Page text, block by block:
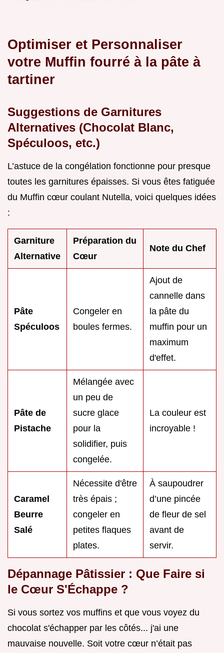
Optimiser et Personnaliser
votre Muffin fourré à la pâte à
tartiner
Suggestions de Garnitures
Alternatives (Chocolat Blanc,
Spéculoos, etc.)
L’astuce de la congélation fonctionne pour presque
toutes les garnitures épaisses. Si vous êtes fatiguée
du Muffin cœur coulant Nutella, voici quelques idées
:
Garniture
Alternative
Préparation du
Cœur
Note du Chef
Pâte
Spéculoos
Congeler en
boules fermes.
Ajout de
cannelle dans
la pâte du
muffin pour un
maximum
d'effet.
Pâte de
Pistache
Mélangée avec
un peu de
sucre glace
pour la
solidifier, puis
congelée.
La couleur est
incroyable !
Caramel
Beurre
Salé
Nécessite d'être
très épais ;
congeler en
petites flaques
plates.
À saupoudrer
d’une pincée
de fleur de sel
avant de
servir.
Dépannage Pâtissier : Que Faire si
le Cœur S'Échappe ?
Si vous sortez vos muffins et que vous voyez du
chocolat s'échapper par les côtés... j'ai une
mauvaise nouvelle. Soit votre cœur n’était pas